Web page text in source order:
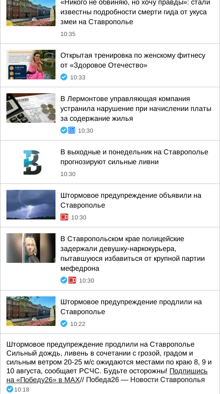
«Никого не обвиняю, но хочу правды»: стали
известны подробности смерти гида от укуса
змеи на Ставрополье
10:35
Открытая тренировка по женскому фитнесу
от «Здоровое Отечество»
10:33
В Лермонтове управляющая компания
устранила нарушение при начислении платы
за содержание жилья
10:30
В выходные и понедельник на Ставрополье
прогнозируют сильные ливни
10:30
Штормовое предупреждение объявили на
Ставрополье
10:30
В Ставропольском крае полицейские
задержали девушку-наркокурьера,
пытавшуюся избавиться от крупной партии
мефедрона
10:30
Штормовое предупреждение продлили на
Ставрополье
10:22
Штормовое предупреждение продлили на Ставрополье
Сильный дождь, ливень в сочетании с грозой, градом и
сильным ветром 20-25 м/с ожидаются местами по краю 8, 9 и
10 августа, сообщает РСЧС. Будьте осторожны! Подпишись
на «Победу26» в MAX// Победа26 — Новости Ставрополья
10:18